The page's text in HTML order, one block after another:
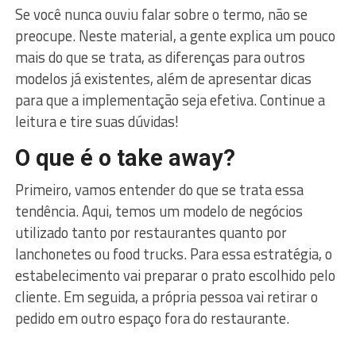
Se você nunca ouviu falar sobre o termo, não se
preocupe. Neste material, a gente explica um pouco
mais do que se trata, as diferenças para outros
modelos já existentes, além de apresentar dicas
para que a implementação seja efetiva. Continue a
leitura e tire suas dúvidas!
O que é o take away?
Primeiro, vamos entender do que se trata essa
tendência. Aqui, temos um modelo de negócios
utilizado tanto por restaurantes quanto por
lanchonetes ou food trucks. Para essa estratégia, o
estabelecimento vai preparar o prato escolhido pelo
cliente. Em seguida, a própria pessoa vai retirar o
pedido em outro espaço fora do restaurante.